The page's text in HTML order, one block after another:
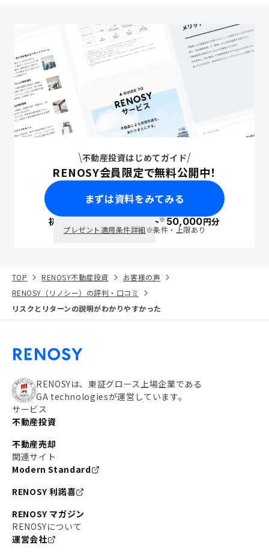
不動産投資はじめてガイド
RENOSY会員限定で無料公開中！
まずは資料をみてみる
初回面談で ポイント※50,000円分
プレゼント適用条件詳細※条件・上限あり
TOP RENOSY不動産投資
お客様の声
RENOSY（リノシー）の評判・口コミ
リスクとリターンの説明がわかりやすかった
RENOSYは、東証グロース上場企業である
GA technologiesが運営しています。
サービス
不動産投資
不動産売却
関連サイト
Modern Standard
RENOSY 利諾喜
RENOSY マガジン
RENOSYについて
運営会社